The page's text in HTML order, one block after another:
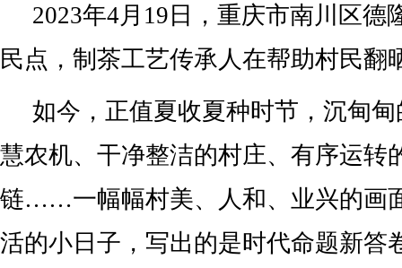
2023年4月19日，重庆市南川区德
民点，制茶工艺传承人在帮助村民翻
如今，正值夏收夏种时节，沉甸
慧农机、干净整洁的村庄、有序运转
链……一幅幅村美、人和、业兴的画
活的小日子，写出的是时代命题新答